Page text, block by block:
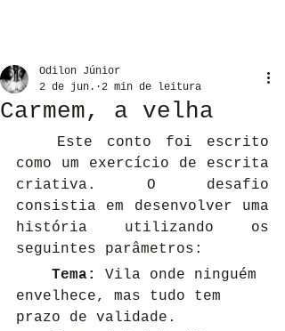
Carmem, a velha
Odilon Júnior
2 de jun.
2 min de leitura
Este conto foi escrito
como um exercício de escrita
criativa. O desafio
consistia em desenvolver uma
história utilizando os
seguintes parâmetros:
Tema: Vila onde ninguém
envelhece, mas tudo tem
prazo de validade.